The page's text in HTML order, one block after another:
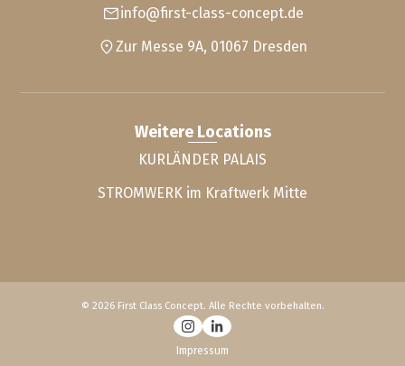
info@first-class-concept.de
Zur Messe 9A, 01067 Dresden
Weitere Locations
KURLÄNDER PALAIS
STROMWERK im Kraftwerk Mitte
© 2026 First Class Concept. Alle Rechte vorbehalten.
Impressum